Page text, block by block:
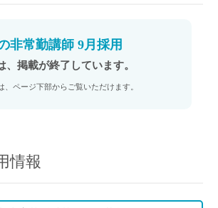
非常勤講師 9月採用
、掲載が終了しています。
ページ下部からご覧いただけます。
情報